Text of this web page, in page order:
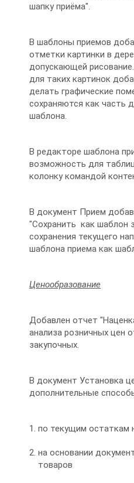
шапку приёма".
В шаблоны приемов
отметки картинки в
допускающей
для таких картинок
делать графические
сохраняются как часть
шаблона.
В редакторе шаблона
возможность для
колонку командой
В документ Прием
"Сохранить как шаблон
сохранения текущего
шаблона приема как
Ценообразование
Добавлен отчет
анализа розничных цен
закупочных.
В документ Установка
дополнительные
по текущим остаткам
на основании
товаров